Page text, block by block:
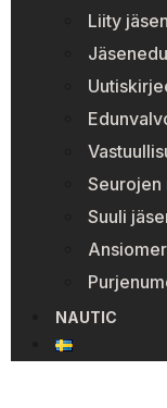
Liity
Seurojen
Suuli
NAUTIC